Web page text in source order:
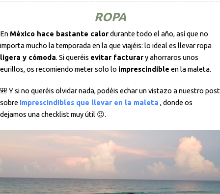
ROPA
En México hace bastante calordurante todo el año, así que no
importa mucho la temporada en la que viajéis: lo ideal es llevar ropa
ligera y cómoda. Si queréis evitar facturary ahorraros unos
eurillos, os recomiendo meter solo lo imprescindible en la maleta.
🎒 Y si no queréis olvidar nada, podéis echar un vistazo a nuestro post
sobre Imprescindibles que llevar en la maleta , donde os
dejamos una checklist muy útil 😉.